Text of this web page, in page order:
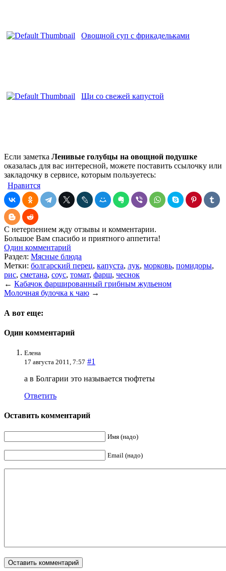
Овощной суп с фрикадельками
Щи со свежей капустой
Если заметка Ленивые голубцы на овощной подушке
оказалась для вас интересной, можете поставить ссылочку или
закладочку в сервисе, которым пользуетесь:
Нравится
С нетерпением жду отзывы и комментарии.
Большое Вам спасибо и приятного аппетита!
Один комментарий
Раздел: Мясные блюда
Метки: болгарский перец, капуста, лук, морковь, помидоры,
рис, сметана, соус, томат, фарш, чеснок
← Кабачок фаршированный грибным жульеном
Молочная булочка к чаю →
А вот еще:
Один комментарий
Елена
17 августа 2011, 7:57 #1
а в Болгарии это называется тюфтеты
Ответить
Оставить комментарий
Имя (надо)
Email (надо)